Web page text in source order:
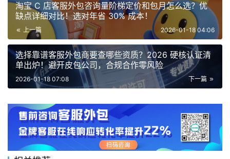
淘宝 C 店客服外包咨询量阶梯定价和包月怎么选？优
缺点详细对比！选对年省 30% 成本！
上一篇 2026-01-18 04:06
选择靠谱客服外包商要查哪些资质？2026 硬核认证清
单出炉！避开皮包公司，合规合作零风险
下一篇
2026-01-18 07:08